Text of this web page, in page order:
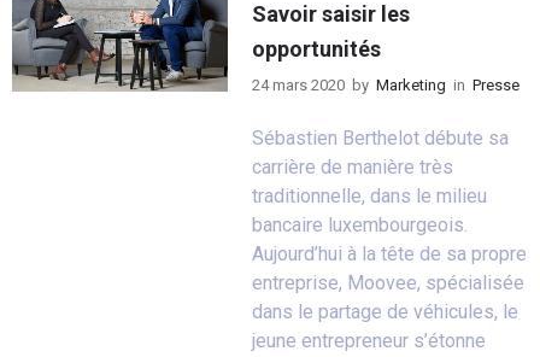
Savoir saisir les
opportunités
24 mars 2020 by Marketing in Presse
Sébastien Berthelot débute sa
carrière de manière très
traditionnelle, dans le milieu
bancaire luxembourgeois.
Aujourd’hui à la tête de sa propre
entreprise, Moovee, spécialisée
dans le partage de véhicules, le
jeune entrepreneur s’étonne